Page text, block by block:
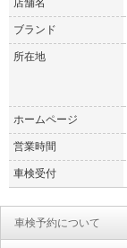
店舗名
ブランド
所在地
ホームページ
営業時間
車検受付
車検予約について